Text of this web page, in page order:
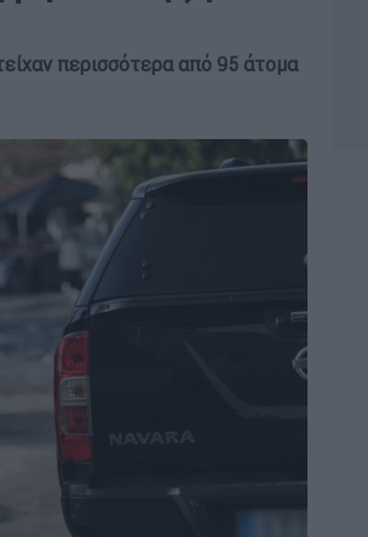
περισσότερα από 95 άτομα